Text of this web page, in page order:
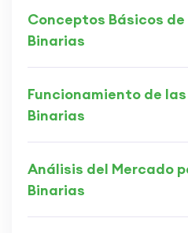
Conceptos Básicos
Binarias
Funcionamiento de
Binarias
Análisis del Mercado
Binarias